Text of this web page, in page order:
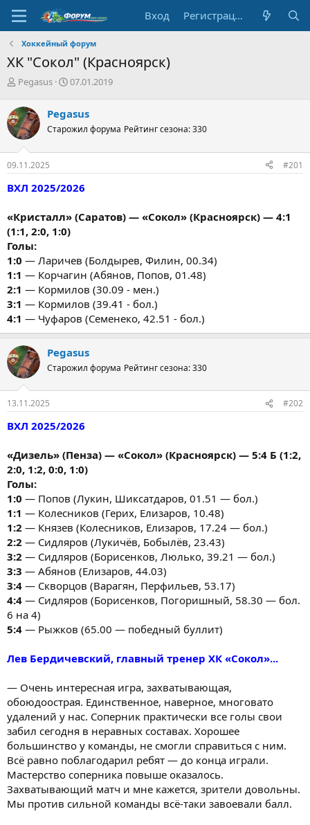
Вход Регистрация
Хоккейный форум
ХК "Сокол" (Красноярск)
А
т
о
р
т
е
м
Pegasus
Д
а
н
ч
а
07.01.2019
Pegasus
Старожил форума Рейтинг сезона: 330
09.11.2025 #201
ВХЛ 2025/2026
«Кристалл» (Саратов) — «Сокол» (Красноярск) — 4:1
(1:1, 2:0, 1:0)
Голы:
1:0 — Ларичев (Болдырев, Филин, 00.34)
1:1 — Корчагин (Абянов, Попов, 01.48)
2:1 — Кормилов (30.09 - мен.)
3:1 — Кормилов (39.41 - бол.)
4:1 — Чуфаров (Семенеко, 42.51 - бол.)
Pegasus
Старожил форума Рейтинг сезона: 330
13.11.2025 #202
ВХЛ 2025/2026
«Дизель» (Пенза) — «Сокол» (Красноярск) — 5:4 Б (1:2,
2:0, 1:2, 0:0, 1:0)
Голы:
1:0 — Попов (Лукин, Шиксатдаров, 01.51 — бол.)
1:1 — Колесников (Герих, Елизаров, 10.48)
1:2 — Князев (Колесников, Елизаров, 17.24 — бол.)
2:2 — Сидляров (Лукичёв, Бобылёв, 23.43)
3:2 — Сидляров (Борисенков, Люлько, 39.21 — бол.)
3:3 — Абянов (Елизаров, 44.03)
3:4 — Скворцов (Варагян, Перфильев, 53.17)
4:4 — Сидляров (Борисенков, Погоришный, 58.30 — бол.
6 на 4)
5:4 — Рыжков (65.00 — победный буллит)
Лев Бердичевский, главный тренер ХК «Сокол»...
— Очень интересная игра, захватывающая,
обоюдоострая. Единственное, наверное, многовато
удалений у нас. Соперник практически все голы свои
забил сегодня в неравных составах. Хорошее
большинство у команды, не смогли справиться с ним.
Всё равно поблагодарил ребят — до конца играли.
Мастерство соперника повыше оказалось.
Захватывающий матч и мне кажется, зрители довольны.
Мы против сильной команды всё-таки завоевали балл.